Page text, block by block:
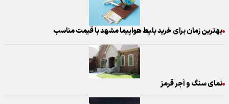
بهترین زمان برای خرید بلیط هواپیما مشهد با قیمت مناسب
نمای سنگ و آجر قرمز